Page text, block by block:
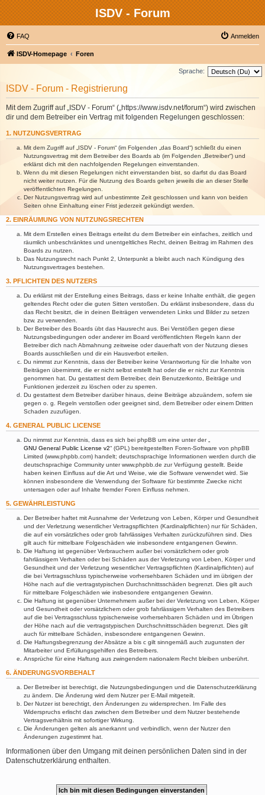
ISDV - Forum
FAQ Anmelden
ISDV-Homepage Foren
Sprache:
ISDV - Forum - Registrierung
Mit dem Zugriff auf „ISDV - Forum“ („https://www.isdv.net/forum“) wird zwischen
dir und dem Betreiber ein Vertrag mit folgenden Regelungen geschlossen:
1. NUTZUNGSVERTRAG
Mit dem Zugriff auf „ISDV - Forum“ (im Folgenden „das Board“) schließt du einen
Nutzungsvertrag mit dem Betreiber des Boards ab (im Folgenden „Betreiber“) und
erklärst dich mit den nachfolgenden Regelungen einverstanden.
Wenn du mit diesen Regelungen nicht einverstanden bist, so darfst du das Board
nicht weiter nutzen. Für die Nutzung des Boards gelten jeweils die an dieser Stelle
veröffentlichten Regelungen.
Der Nutzungsvertrag wird auf unbestimmte Zeit geschlossen und kann von beiden
Seiten ohne Einhaltung einer Frist jederzeit gekündigt werden.
2. EINRÄUMUNG VON NUTZUNGSRECHTEN
Mit dem Erstellen eines Beitrags erteilst du dem Betreiber ein einfaches, zeitlich und
räumlich unbeschränktes und unentgeltliches Recht, deinen Beitrag im Rahmen des
Boards zu nutzen.
Das Nutzungsrecht nach Punkt 2, Unterpunkt a bleibt auch nach Kündigung des
Nutzungsvertrages bestehen.
3. PFLICHTEN DES NUTZERS
Du erklärst mit der Erstellung eines Beitrags, dass er keine Inhalte enthält, die gegen
geltendes Recht oder die guten Sitten verstoßen. Du erklärst insbesondere, dass du
das Recht besitzt, die in deinen Beiträgen verwendeten Links und Bilder zu setzen
bzw. zu verwenden.
Der Betreiber des Boards übt das Hausrecht aus. Bei Verstößen gegen diese
Nutzungsbedingungen oder anderer im Board veröffentlichten Regeln kann der
Betreiber dich nach Abmahnung zeitweise oder dauerhaft von der Nutzung dieses
Boards ausschließen und dir ein Hausverbot erteilen.
Du nimmst zur Kenntnis, dass der Betreiber keine Verantwortung für die Inhalte von
Beiträgen übernimmt, die er nicht selbst erstellt hat oder die er nicht zur Kenntnis
genommen hat. Du gestattest dem Betreiber, dein Benutzerkonto, Beiträge und
Funktionen jederzeit zu löschen oder zu sperren.
Du gestattest dem Betreiber darüber hinaus, deine Beiträge abzuändern, sofern sie
gegen o. g. Regeln verstoßen oder geeignet sind, dem Betreiber oder einem Dritten
Schaden zuzufügen.
4. GENERAL PUBLIC LICENSE
Du nimmst zur Kenntnis, dass es sich bei phpBB um eine unter der „
GNU General Public License v2“ (GPL) bereitgestellten Foren-Software von phpBB
Limited (www.phpbb.com) handelt; deutschsprachige Informationen werden durch die
deutschsprachige Community unter www.phpbb.de zur Verfügung gestellt. Beide
haben keinen Einfluss auf die Art und Weise, wie die Software verwendet wird. Sie
können insbesondere die Verwendung der Software für bestimmte Zwecke nicht
untersagen oder auf Inhalte fremder Foren Einfluss nehmen.
5. GEWÄHRLEISTUNG
Der Betreiber haftet mit Ausnahme der Verletzung von Leben, Körper und Gesundheit
und der Verletzung wesentlicher Vertragspflichten (Kardinalpflichten) nur für Schäden,
die auf ein vorsätzliches oder grob fahrlässiges Verhalten zurückzuführen sind. Dies
gilt auch für mittelbare Folgeschäden wie insbesondere entgangenen Gewinn.
Die Haftung ist gegenüber Verbrauchern außer bei vorsätzlichem oder grob
fahrlässigem Verhalten oder bei Schäden aus der Verletzung von Leben, Körper und
Gesundheit und der Verletzung wesentlicher Vertragspflichten (Kardinalpflichten) auf
die bei Vertragsschluss typischerweise vorhersehbaren Schäden und im übrigen der
Höhe nach auf die vertragstypischen Durchschnittsschäden begrenzt. Dies gilt auch
für mittelbare Folgeschäden wie insbesondere entgangenen Gewinn.
Die Haftung ist gegenüber Unternehmern außer bei der Verletzung von Leben, Körper
und Gesundheit oder vorsätzlichem oder grob fahrlässigem Verhalten des Betreibers
auf die bei Vertragsschluss typischerweise vorhersehbaren Schäden und im Übrigen
der Höhe nach auf die vertragstypischen Durchschnittsschäden begrenzt. Dies gilt
auch für mittelbare Schäden, insbesondere entgangenen Gewinn.
Die Haftungsbegrenzung der Absätze a bis c gilt sinngemäß auch zugunsten der
Mitarbeiter und Erfüllungsgehilfen des Betreibers.
Ansprüche für eine Haftung aus zwingendem nationalem Recht bleiben unberührt.
6. ÄNDERUNGSVORBEHALT
Der Betreiber ist berechtigt, die Nutzungsbedingungen und die Datenschutzerklärung
zu ändern. Die Änderung wird dem Nutzer per E-Mail mitgeteilt.
Der Nutzer ist berechtigt, den Änderungen zu widersprechen. Im Falle des
Widerspruchs erlischt das zwischen dem Betreiber und dem Nutzer bestehende
Vertragsverhältnis mit sofortiger Wirkung.
Die Änderungen gelten als anerkannt und verbindlich, wenn der Nutzer den
Änderungen zugestimmt hat.
Informationen über den Umgang mit deinen persönlichen Daten sind in der
Datenschutzerklärung enthalten.